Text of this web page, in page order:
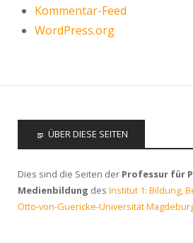
Kommentar-Feed
WordPress.org
ÜBER DIESE SEITEN
Dies sind die Seiten der Professur für
Medienbildung des Institut 1: Bildung,
Otto-von-Guericke-Universität